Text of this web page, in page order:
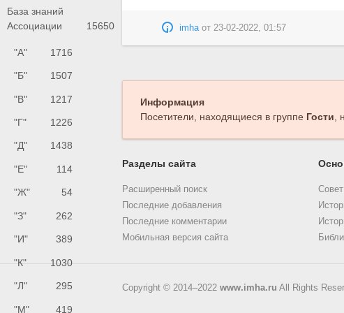
База знаний
Ассоциации
15650
"А" 1716
"Б" 1507
"В" 1217
"Г" 1226
"Д" 1438
"Е" 114
"Ж" 54
"З" 262
"И" 389
"К" 1030
"Л" 295
"М" 419
imhaот23-02-2022, 01:57
Информация
Посетители, находящиеся в группе Гости,
Разделы сайта
Расширенный поиск
Последние добавления
Последние комментарии
Мобильная версия сайта
Copyright © 2014–2022 www.imha.ru All Rights